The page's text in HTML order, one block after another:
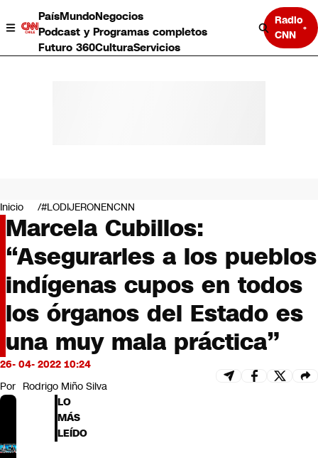
PaísMundoNegocios
Podcast y Programas completos
Futuro 360CulturaServicios
Radio
CNN
Negocios
Deportes
Programas completos
Cultura
Servicios
Bits
CNN Data
CNN tiempo
Opinión
Inicio #LODIJERONENCNN
Marcela Cubillos:
“Asegurarles a los pueblos
indígenas cupos en todos
los órganos del Estado es
una muy mala práctica”
26- 04- 2022 10:24
Por Rodrigo Miño Silva
LO
MÁS
LEÍDO